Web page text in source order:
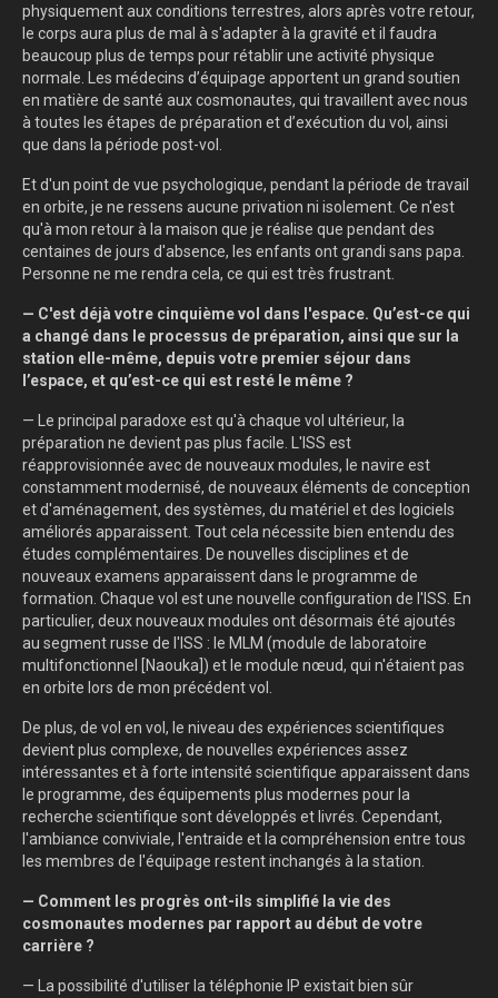
physiquement aux conditions terrestres, alors après votre retour,
le corps aura plus de mal à s'adapter à la gravité et il faudra
beaucoup plus de temps pour rétablir une activité physique
normale. Les médecins d’équipage apportent un grand soutien
en matière de santé aux cosmonautes, qui travaillent avec nous
à toutes les étapes de préparation et d’exécution du vol, ainsi
que dans la période post-vol.
Et d'un point de vue psychologique, pendant la période de travail
en orbite, je ne ressens aucune privation ni isolement. Ce n'est
qu'à mon retour à la maison que je réalise que pendant des
centaines de jours d'absence, les enfants ont grandi sans papa.
Personne ne me rendra cela, ce qui est très frustrant.
— C'est déjà votre cinquième vol dans l'espace. Qu’est-ce qui
a changé dans le processus de préparation, ainsi que sur la
station elle-même, depuis votre premier séjour dans
l’espace, et qu’est-ce qui est resté le même ?
— Le principal paradoxe est qu'à chaque vol ultérieur, la
préparation ne devient pas plus facile. L'ISS est
réapprovisionnée avec de nouveaux modules, le navire est
constamment modernisé, de nouveaux éléments de conception
et d'aménagement, des systèmes, du matériel et des logiciels
améliorés apparaissent. Tout cela nécessite bien entendu des
études complémentaires. De nouvelles disciplines et de
nouveaux examens apparaissent dans le programme de
formation. Chaque vol est une nouvelle configuration de l'ISS. En
particulier, deux nouveaux modules ont désormais été ajoutés
au segment russe de l'ISS : le MLM (module de laboratoire
multifonctionnel [Naouka]) et le module nœud, qui n'étaient pas
en orbite lors de mon précédent vol.
De plus, de vol en vol, le niveau des expériences scientifiques
devient plus complexe, de nouvelles expériences assez
intéressantes et à forte intensité scientifique apparaissent dans
le programme, des équipements plus modernes pour la
recherche scientifique sont développés et livrés. Cependant,
l'ambiance conviviale, l'entraide et la compréhension entre tous
les membres de l'équipage restent inchangés à la station.
— Comment les progrès ont-ils simplifié la vie des
cosmonautes modernes par rapport au début de votre
carrière ?
— La possibilité d'utiliser la téléphonie IP existait bien sûr